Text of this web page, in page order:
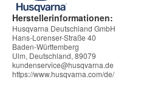
Herstellerinformationen:
Husqvarna Deutschland GmbH
Hans-Lorenser-Straße 40
Baden-Württemberg
Ulm, Deutschland, 89079
kundenservice@husqvarna.de
https://www.husqvarna.com/de/